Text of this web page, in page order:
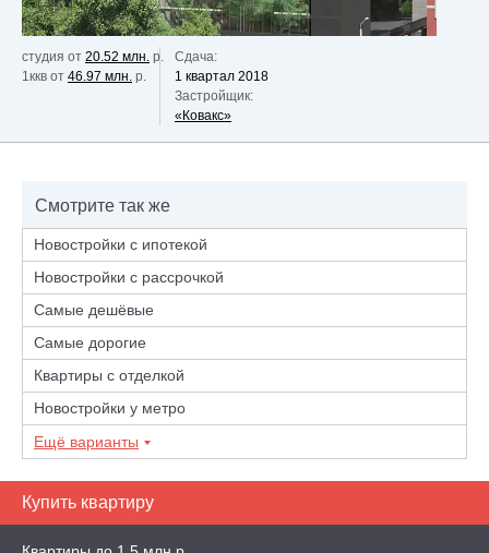
студия от 20.52 млн. р.
1ккв от 46.97 млн. р.
Сдача:
1 квартал 2018
Застройщик:
«Ковакс»
Смотрите так же
Новостройки с ипотекой
Новостройки с рассрочкой
Самые дешёвые
Самые дорогие
Квартиры с отделкой
Новостройки у метро
Ещё варианты
Купить квартиру